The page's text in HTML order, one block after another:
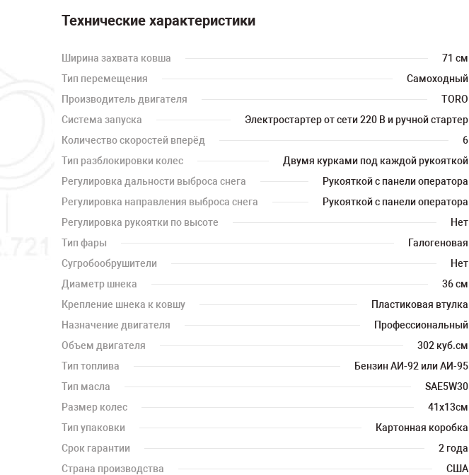
Технические характеристики
Ширина захвата ковша 71 см
Тип перемещения
Самоходный
Производитель двигателя
TORO
Система запуска
Электростартер от сети 220 В и ручной стартер
Количество скоростей вперёд
6
Тип разблокировки колес
Двумя курками под каждой рукояткой
Регулировка дальности выброса снега
Рукояткой с панели оператора
Регулировка направления выброса снега
Рукояткой с панели оператора
Регулировка рукоятки по высоте
Нет
Тип фары
Галогеновая
Сугробообрушители
Нет
Диаметр шнека
36 см
Крепление шнека к ковшу
Пластиковая втулка
Назначение двигателя
Профессиональный
Объем двигателя
302 куб.см
Тип топлива
Бензин АИ-92 или АИ-95
Тип масла
SAE5W30
Размер колес
41x13см
Тип упаковки
Картонная коробка
Срок гарантии
2 года
Страна производства
США